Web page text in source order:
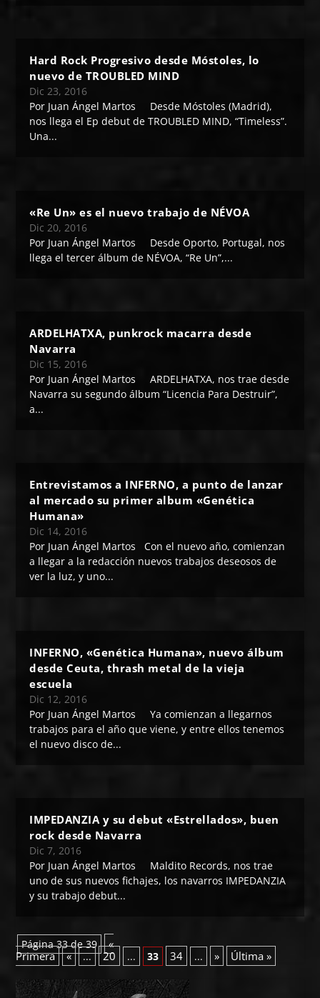
Hard Rock Progresivo desde Móstoles, lo
nuevo de TROUBLED MIND
Dic 23, 2016
Por Juan Ángel Martos Desde Móstoles (Madrid),
nos llega el Ep debut de TROUBLED MIND, “Timeless”.
Una...
«Re Un» es el nuevo trabajo de NÉVOA
Dic 20, 2016
Por Juan Ángel Martos Desde Oporto, Portugal, nos
llega el tercer álbum de NÉVOA, “Re Un”,...
ARDELHATXA, punkrock macarra desde
Navarra
Dic 15, 2016
Por Juan Ángel Martos ARDELHATXA, nos trae desde
Navarra su segundo álbum “Licencia Para Destruir”,
a...
Entrevistamos a INFERNO, a punto de lanzar
al mercado su primer album «Genética
Humana»
Dic 14, 2016
Por Juan Ángel Martos Con el nuevo año, comienzan
a llegar a la redacción nuevos trabajos deseosos de
ver la luz, y uno...
INFERNO, «Genética Humana», nuevo álbum
desde Ceuta, thrash metal de la vieja
escuela
Dic 12, 2016
Por Juan Ángel Martos Ya comienzan a llegarnos
trabajos para el año que viene, y entre ellos tenemos
el nuevo disco de...
IMPEDANZIA y su debut «Estrellados», buen
rock desde Navarra
Dic 7, 2016
Por Juan Ángel Martos Maldito Records, nos trae
uno de sus nuevos fichajes, los navarros IMPEDANZIA
y su trabajo debut...
Página 33 de 39
«
Primera
« ... 20 ... 33 34 ... » Última »